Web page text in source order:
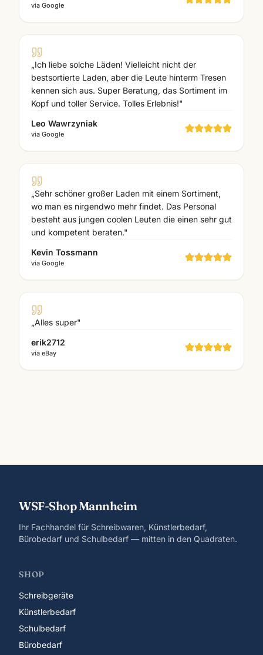
via Google
„Ich liebe solche Läden! Vielleicht nicht der
bestsortierte Laden, aber die Leute hinterm Tresen
kennen sich aus. Super Beratung, das Sortiment im
Kopf und toller Service. Tolles Erlebnis!"
Leo Wawrzyniak
via Google
„Sehr schöner großer Laden mit einem Sortiment,
wo man es nirgendwo mehr findet. Das Personal
besteht aus jungen coolen Leuten die einen sehr gut
und kompetent beraten."
Kevin Tossmann
via Google
„Alles super"
erik2712
via eBay
WSF-Shop Mannheim
Ihr Fachhandel für Schreibwaren, Künstlerbedarf,
Bürobedarf und Schulbedarf — mitten in den Quadraten.
SHOP
Schreibgeräte
Künstlerbedarf
Schulbedarf
Bürobedarf